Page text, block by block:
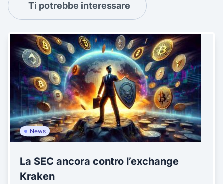
Ti potrebbe interessare
News
La SEC ancora contro l’exchange
Kraken